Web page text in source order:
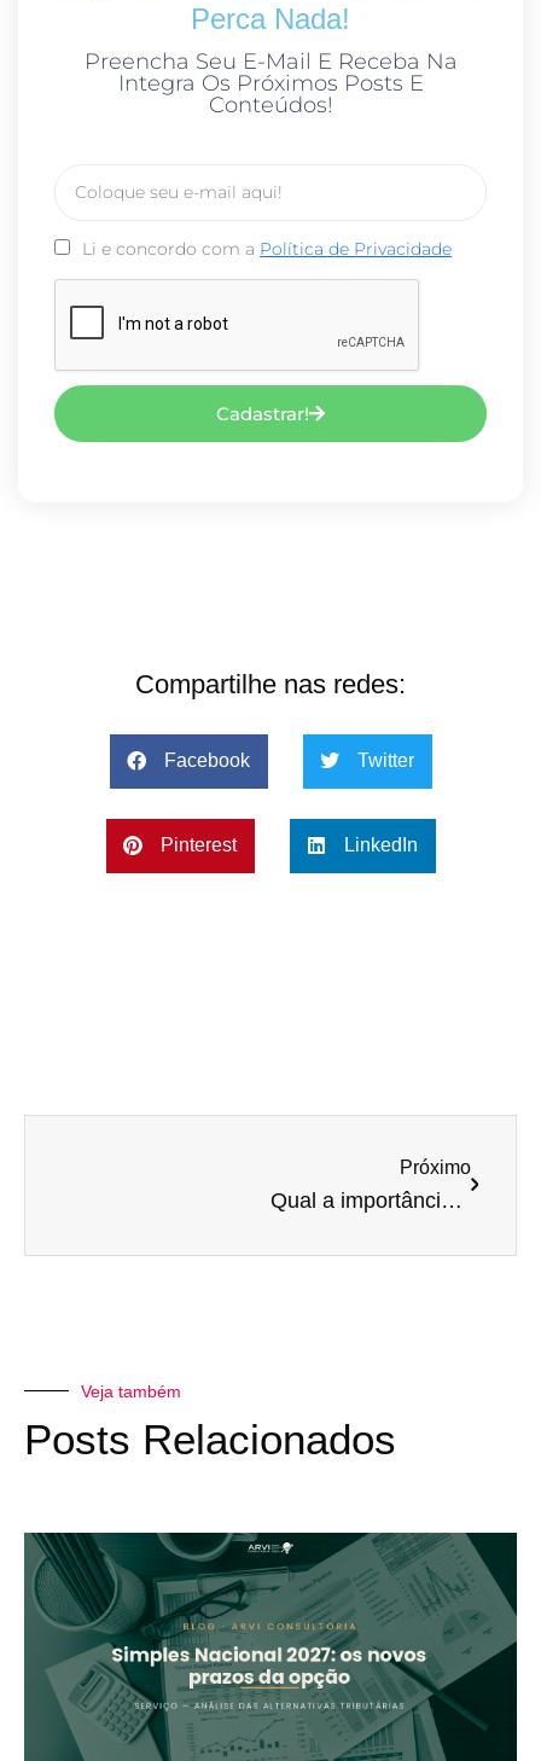
Perca Nada!
Preencha Seu E-Mail E Receba Na
Integra Os Próximos Posts E
Conteúdos!
Li e concordo com a Política de Privacidade
Cadastrar!
Compartilhe nas redes:
Facebook Twitter
Pinterest LinkedIn
Próximo
Qual a importância do Plano de Contas Contábil para minha empresa?
Veja também
Posts Relacionados